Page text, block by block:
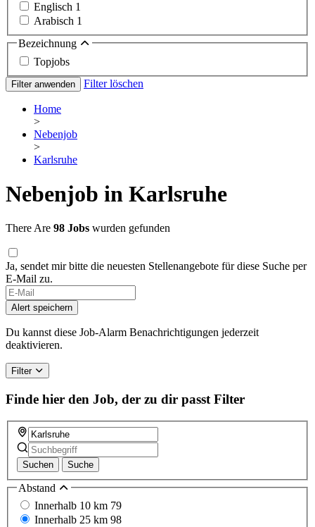
Englisch 1
Arabisch 1
Bezeichnung
Topjobs
Filter anwenden Filter löschen
Home
>
Nebenjob
>
Karlsruhe
Nebenjob in Karlsruhe
There Are 98 Jobs wurden gefunden
Ja, sendet mir bitte die neuesten Stellenangebote für diese Suche per
E-Mail zu.
If
you
are
a
human,
this
field
Alert speichern
Du kannst diese Job-Alarm Benachrichtigungen jederzeit
deaktivieren.
Filter
Finde hier den Job, der zu dir passt Filter
Suchen Suche
Abstand
Innerhalb 10 km 79
Innerhalb 25 km 98